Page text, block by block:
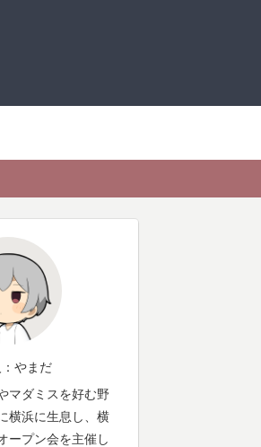
やまだ
マダミスを好む野
横浜に生息し、横
ープン会を主催し